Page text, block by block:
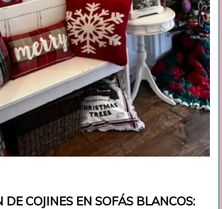
COJINES EN SOFÁS BLANCOS: